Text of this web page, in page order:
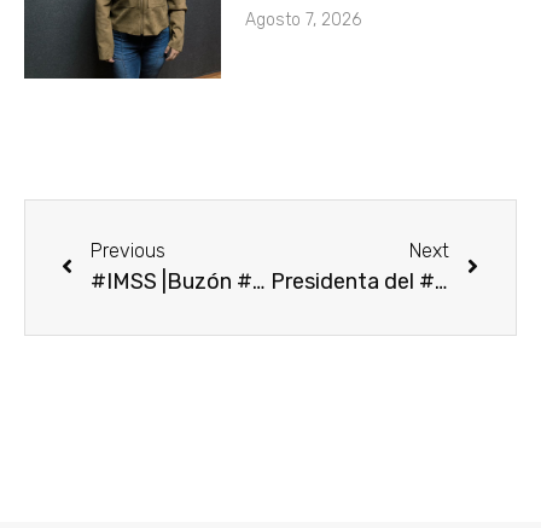
Agosto 7, 2026
Previous
#IMSS |Buzón #IMSS Para agilizar y brindar transparencia en tramites afiliatorios
Next
Presidenta del #DIFMunicipalSGS Ruth González de Gallardo señaló que UBR se atienden personas con lesiones que requieran rehabilitación